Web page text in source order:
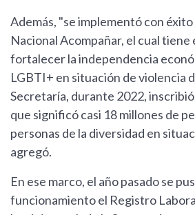
Además, "se implementó con
Nacional Acompañar, el cual tiene
fortalecer la independencia
LGBTI+ en situación de violencia
Secretaría, durante 2022,
que significó casi 18 millones de
personas de la diversidad en
agregó.
En ese marco, el año pasado se
funcionamiento el Registro